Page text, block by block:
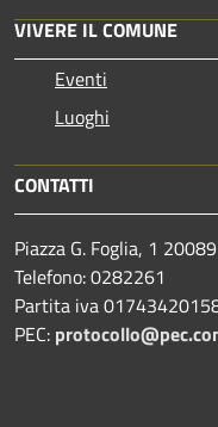
VIVERE IL COMUNE
Eventi
Luoghi
CONTATTI
Piazza G. Foglia, 1
Telefono: 0282261
Partita iva
PEC: